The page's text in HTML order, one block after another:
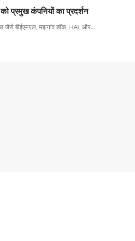
प्रमुख कंपनियों का प्रदर्शन
जैसे बीईएमएल, मझगांव डॉक, HAL और…